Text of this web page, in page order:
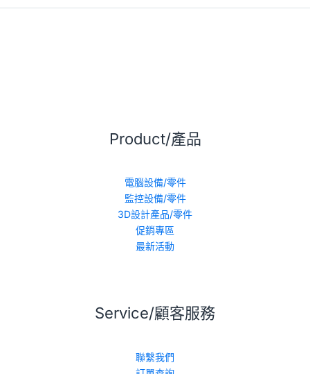
Product/產品
電腦設備/零件
監控設備/零件
3D設計產品/零件
促銷專區
最新活動
Service/顧客服務
聯繫我們